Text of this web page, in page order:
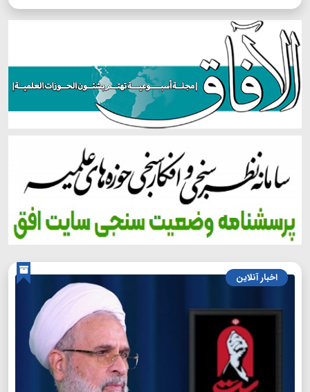
اخبار آنلاین